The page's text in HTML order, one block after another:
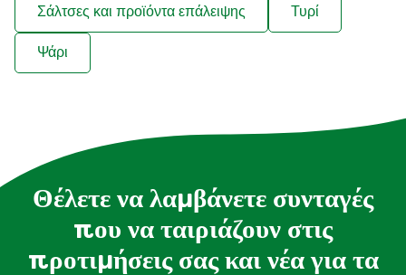
Σάλτσες και προϊόντα επάλειψης Τυρί
Ψάρι
Θέλετε να λαμβάνετε συνταγές
που να ταιριάζουν στις
προτιμήσεις σας και νέα για τα